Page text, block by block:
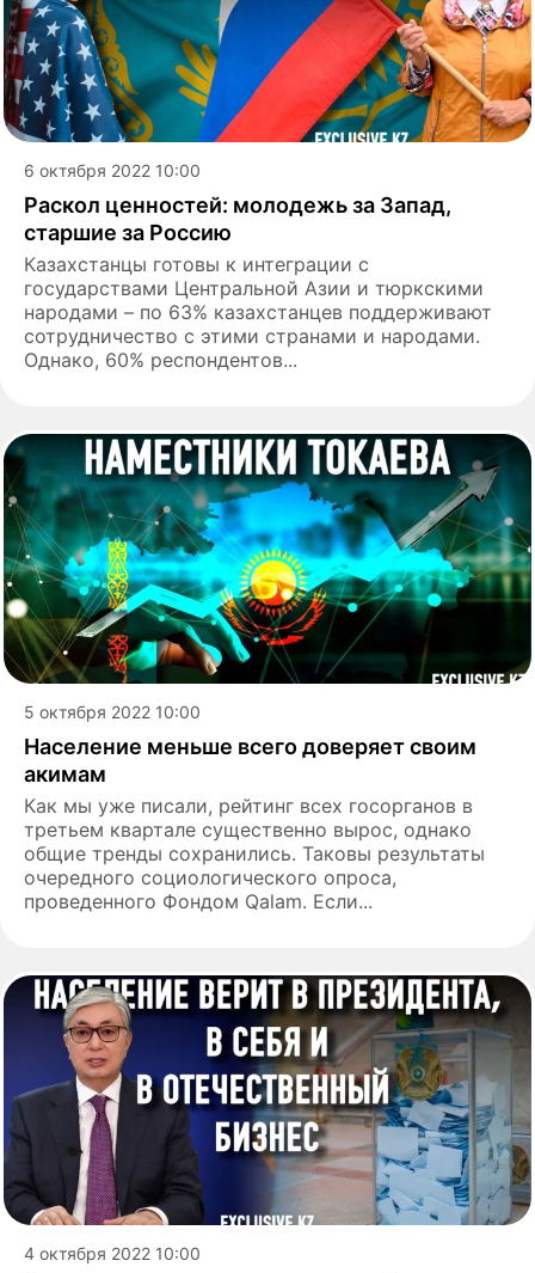
6 октября 2022 10:00
Раскол ценностей: молодежь за Запад,
старшие за Россию
Казахстанцы готовы к интеграции с
государствами Центральной Азии и тюркскими
народами – по 63% казахстанцев поддерживают
сотрудничество с этими странами и народами.
Однако, 60% респондентов...
5 октября 2022 10:00
Население меньше всего доверяет своим
акимам
Как мы уже писали, рейтинг всех госорганов в
третьем квартале существенно вырос, однако
общие тренды сохранились. Таковы результаты
очередного социологического опроса,
проведенного Фондом Qalam. Если...
4 октября 2022 10:00